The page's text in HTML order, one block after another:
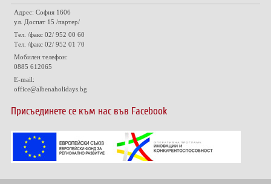
Адрес: София 1606
ул. Доспат 15 /партер/
Тел. /факс 02/ 952 00 60
Тел. /факс 02/ 952 01 70
Мобилен телефон:
0885 612065
E-mail:
office@albenaholidays.bg
Присъединете се към нас във Facebook